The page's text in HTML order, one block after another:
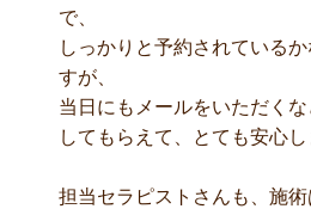
で、
しっかりと予約されている
すが、
当日にもメールをいただく
してもらえて、とても安心し
担当セラピストさんも、施